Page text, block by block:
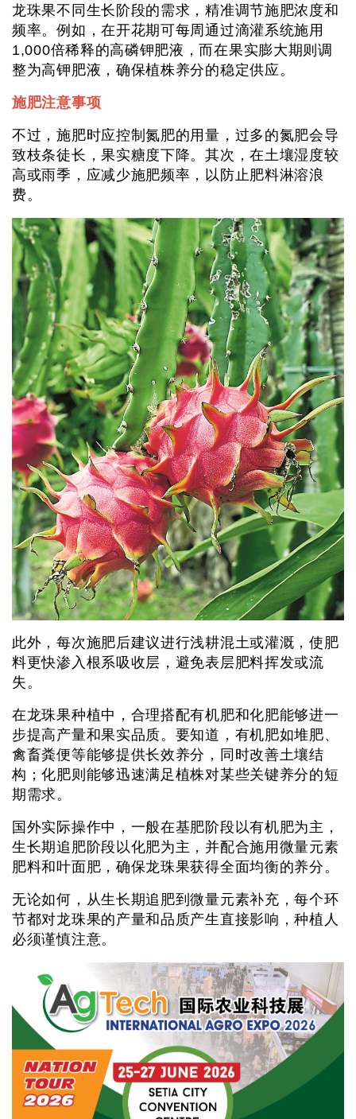
龙珠果不同生长阶段的需求，精准调节施肥浓度和
频率。例如，在开花期可每周通过滴灌系统施用
1,000倍稀释的高磷钾肥液，而在果实膨大期则调
整为高钾肥液，确保植株养分的稳定供应。
施肥注意事项
不过，施肥时应控制氮肥的用量，过多的氮肥会导
致枝条徒长，果实糖度下降。其次，在土壤湿度较
高或雨季，应减少施肥频率，以防止肥料淋溶浪
费。
此外，每次施肥后建议进行浅耕混土或灌溉，使肥
料更快渗入根系吸收层，避免表层肥料挥发或流
失。
在龙珠果种植中，合理搭配有机肥和化肥能够进一
步提高产量和果实品质。要知道，有机肥如堆肥、
禽畜粪便等能够提供长效养分，同时改善土壤结
构；化肥则能够迅速满足植株对某些关键养分的短
期需求。
国外实际操作中，一般在基肥阶段以有机肥为主，
生长期追肥阶段以化肥为主，并配合施用微量元素
肥料和叶面肥，确保龙珠果获得全面均衡的养分。
无论如何，从生长期追肥到微量元素补充，每个环
节都对龙珠果的产量和品质产生直接影响，种植人
必须谨慎注意。